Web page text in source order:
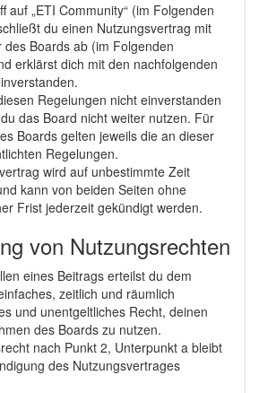
auf „ETI Community“ (im Folgenden
du einen Nutzungsvertrag mit
des Boards ab (im Folgenden
erklärst dich mit den nachfolgenden
Regelungen nicht einverstanden
das Board nicht weiter nutzen. Für
Boards gelten jeweils die an dieser
Regelungen.
wird auf unbestimmte Zeit
kann von beiden Seiten ohne
Frist jederzeit gekündigt werden.
von Nutzungsrechten
eines Beitrags erteilst du dem
zeitlich und räumlich
und unentgeltliches Recht, deinen
des Boards zu nutzen.
nach Punkt 2, Unterpunkt a bleibt
des Nutzungsvertrages